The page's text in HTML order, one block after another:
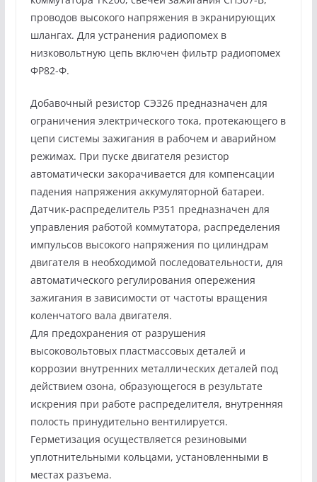
проводов высокого напряжения в экранирующих
шлангах. Для устранения радиопомех в
низковольтную цепь включен фильтр радиопомех
ФР82-Ф.
Добавочный резистор СЭ326 предназначен для
ограничения электрического тока, протекающего в
цепи системы зажигания в рабочем и аварийном
режимах. При пуске двигателя резистор
автоматически закорачивается для компенсации
падения напряжения аккумуляторной батареи.
Датчик-распределитель Р351 предназначен для
управления работой коммутатора, распределения
импульсов высокого напряжения по цилиндрам
двигателя в необходимой последовательности, для
автоматического регулирования опережения
зажигания в зависимости от частоты вращения
коленчатого вала двигателя.
Для предохранения от разрушения
высоковольтовых пластмассовых деталей и
коррозии внутренних металлических деталей под
действием озона, образующегося в результате
искрения при работе распределителя, внутренняя
полость принудительно вентилируется.
Герметизация осуществляется резиновыми
уплотнительными кольцами, установленными в
местах разъема.